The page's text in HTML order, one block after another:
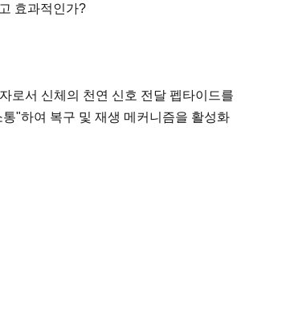
효과적인가?
로서 신체의 천연 신호 전달 펩타이드를
"하여 복구 및 재생 메커니즘을 활성화